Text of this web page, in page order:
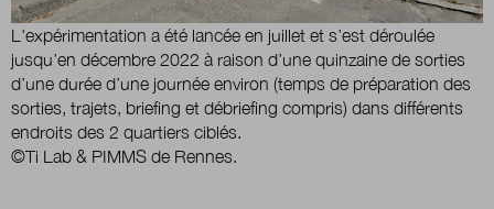
Newsletter
Renseignez votre email afin de suivre l'actualité de
la transformation publique.
L'expérimentation a été lancée en juillet et s’est déroulée
jusqu’en décembre 2022 à raison d’une quinzaine de sorties
d’une durée d’une journée environ (temps de préparation des
sorties, trajets, briefing et débriefing compris) dans différents
endroits des 2 quartiers ciblés.
©Ti Lab & PIMMS de Rennes.